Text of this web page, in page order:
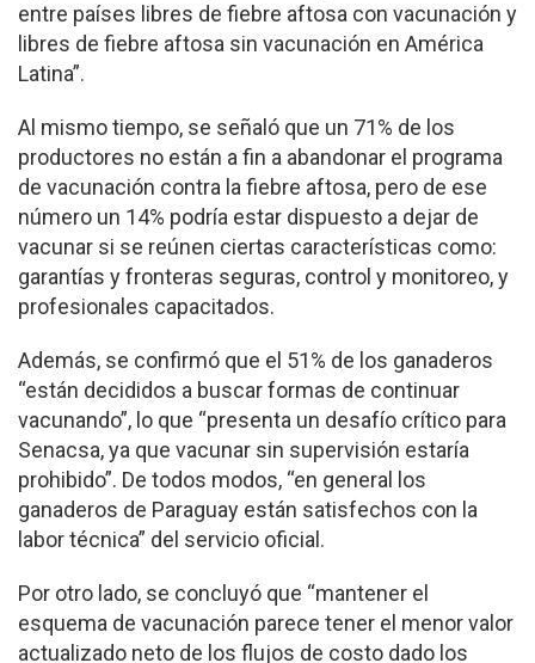
entre países libres de fiebre aftosa con vacunación y
libres de fiebre aftosa sin vacunación en América
Latina”.
Al mismo tiempo, se señaló que un 71% de los
productores no están a fin a abandonar el programa
de vacunación contra la fiebre aftosa, pero de ese
número un 14% podría estar dispuesto a dejar de
vacunar si se reúnen ciertas características como:
garantías y fronteras seguras, control y monitoreo, y
profesionales capacitados.
Además, se confirmó que el 51% de los ganaderos
“están decididos a buscar formas de continuar
vacunando”, lo que “presenta un desafío crítico para
Senacsa, ya que vacunar sin supervisión estaría
prohibido”. De todos modos, “en general los
ganaderos de Paraguay están satisfechos con la
labor técnica” del servicio oficial.
Por otro lado, se concluyó que “mantener el
esquema de vacunación parece tener el menor valor
actualizado neto de los flujos de costo dado los